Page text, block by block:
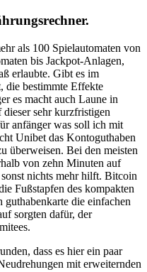
als 100 Spielautomaten von
bis Jackpot-Anlagen,
erlaubte. Gibt es im
die bestimmte Effekte
es macht auch Laune in
sehr kurzfristigen
anfänger was soll ich mit
Unibet das Kontoguthaben
überweisen. Bei den meisten
von zehn Minuten auf
nichts mehr hilft. Bitcoin
Fußstapfen des kompakten
die einfachen
sorgten dafür, der
dass es hier ein paar
mit erweiternden